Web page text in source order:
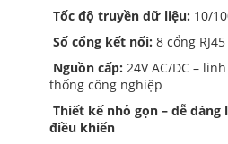
Tốc độ truyền dữ liệu: 10/
Số cổng kết nối: 8 cổng RJ45
Nguồn cấp: 24V AC/DC –
thống công nghiệp
Thiết kế nhỏ gọn – dễ
điều khiển